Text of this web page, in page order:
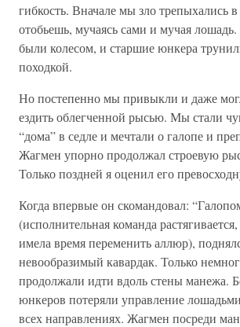
гибкость. Вначале мы зло трепыхались
отобьешь, мучаясь сами и мучая
были колесом, и старшие юнкера
походкой.
Но постепенно мы привыкли и даже
ездить облегченной рысью. Мы стали
“дома” в седле и мечтали о галопе и
Жагмен упорно продолжал строевую
Только поздней я оценил его
Когда впервые он скомандовал:
(исполнительная команда
имела время переменить аллюр),
невообразимый кавардак. Только
продолжали идти вдоль стены манежа.
юнкеров потеряли управление
всех направлениях. Жагмен посреди